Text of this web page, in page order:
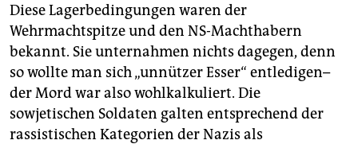
Diese Lagerbedingungen waren der
Wehrmachtspitze und den NS-Machthabern
bekannt. Sie unternahmen nichts dagegen, denn
so wollte man sich „unnützer Esser“ entledigen–
der Mord war also wohlkalkuliert. Die
sowjetischen Soldaten galten entsprechend der
rassistischen Kategorien der Nazis als